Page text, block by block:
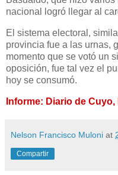
nacional logró llegar al
El sistema electoral,
provincia fue a las urnas,
momento que se votó un
oposición, fue tal vez el
hoy se consumó.
Informe: Diario de
Nelson Francisco Muloni at
Compartir